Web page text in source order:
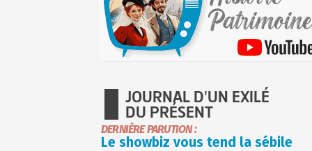
JOURNAL D'UN EXILÉ
DU PRÉSENT
DERNIÈRE PARUTION :
Le showbiz vous tend la sébile